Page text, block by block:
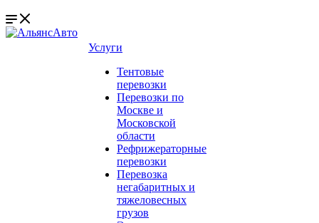
Услуги
Тентовые
перевозки
Перевозки по
Москве и
Московской
области
Рефрижераторные
перевозки
Перевозка
негабаритных и
тяжеловесных
грузов